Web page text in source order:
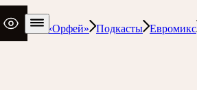
музыки «Орфей»
Подкасты Евромикс